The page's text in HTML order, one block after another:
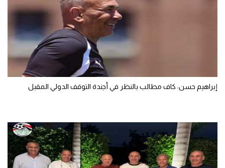
إبراهيم حسن: كاف مطالب بالنظر في أجندة التوقف الدولي المقبل